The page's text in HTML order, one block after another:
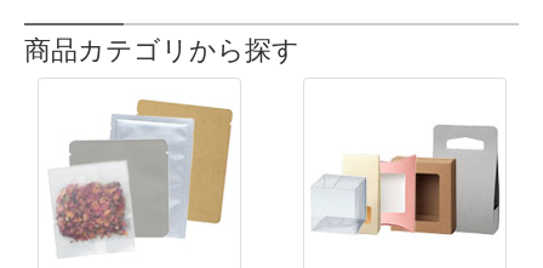
商品カテゴリから探す